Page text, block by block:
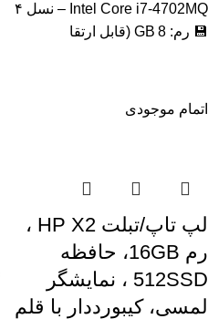
Intel Core i7‑4702MQ – نسل ۴
💾 رم: 8 GB (قابل ارتقا
اتمام موجودی
لپ تاپ/تبلت HP X2 ،
رم 16GB، حافظه
512SSD ، نمایشگر
لمسی، کیبورددار با قلم